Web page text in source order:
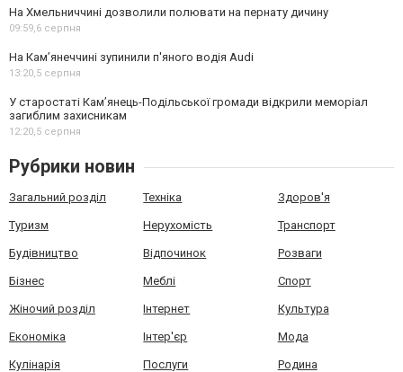
На Хмельниччині дозволили полювати на пернату дичину
09:59, 6 серпня
На Камʼянеччині зупинили п'яного водія Audi
13:20, 5 серпня
У старостаті Кам’янець-Подільської громади відкрили меморіал
загиблим захисникам
12:20, 5 серпня
Рубрики новин
Загальний розділ Техніка Здоров'я
Туризм Нерухомість Транспорт
Будівництво Відпочинок Розваги
Бізнес Меблі Спорт
Жіночий розділ Інтернет Культура
Економіка Інтер'єр Мода
Кулінарія Послуги Родина